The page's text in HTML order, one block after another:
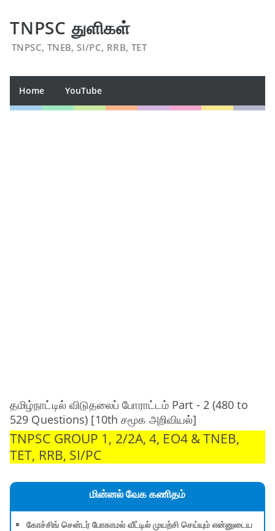
TNPSC துளிகள்
TNPSC, TNEB, SI/PC, RRB, TET
Home YouTube
தமிழ்நாட்டில் விடுதலைப் போராட்டம் Part - 2 (480 to
529 Questions) [10th சமூக அறிவியல்]
TNPSC GROUP 1, 2/2A, 4, EO4 & TNEB,
TET, RRB, SI/PC
மின்னல் வேக கணிதம்
கோச்சிங் சென்டர் போகாமல் வீட்டில் முயற்சி செய்யும் என்னுடைய